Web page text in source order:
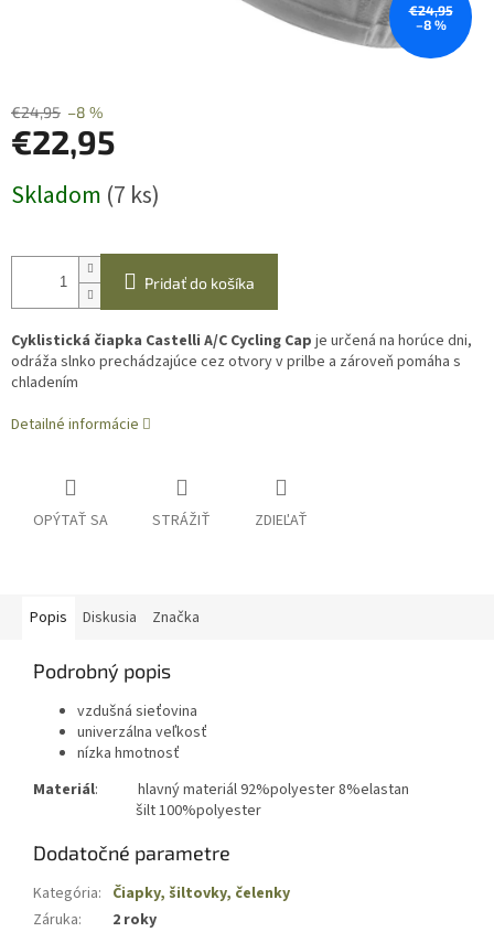
€24,95
–8 %
€24,95 –8 %
€22,95
cena:
Skladom (7 ks)
Pridať do košíka
Cyklistická čiapka Castelli A/C Cycling Cap je určená na horúce dni,
odráža slnko prechádzajúce cez otvory v prilbe a zároveň pomáha s
chladením
Detailné informácie
OPÝTAŤ SA STRÁŽIŤ ZDIEĽAŤ
Popis Diskusia Značka
Podrobný popis
vzdušná sieťovina
univerzálna veľkosť
nízka hmotnosť
Materiál: hlavný materiál 92%polyester 8%elastan
šilt 100%polyester
Dodatočné parametre
Kategória: Čiapky, šiltovky, čelenky
Záruka: 2 roky